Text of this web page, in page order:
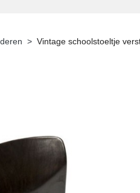
Vintage schoolstoeltje